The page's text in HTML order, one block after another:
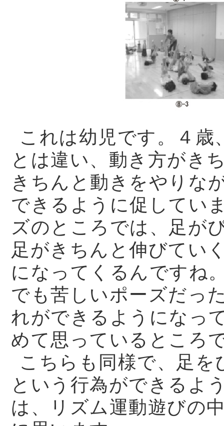
これは幼児です。４
とは違い、動き方がき
きちんと動きをやりな
できるように促してい
ズのところでは、足が
足がきちんと伸びてい
になってくるんですね
でも苦しいポーズだっ
れができるようになっ
めて思っているところ
こちらも同様で、足
という行為ができるよ
は、リズム運動遊びの